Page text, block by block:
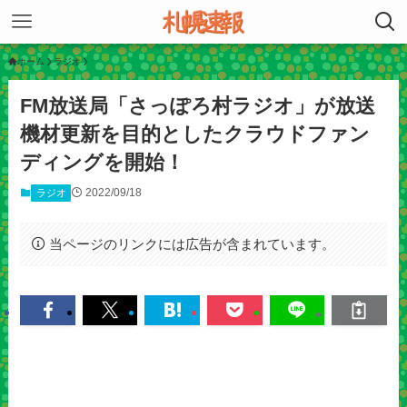
ホーム ラジオ
FM放送局「さっぽろ村ラジオ」が放送
機材更新を目的としたクラウドファン
ディングを開始！
ラジオ 2022/09/18
当ページのリンクには広告が含まれています。